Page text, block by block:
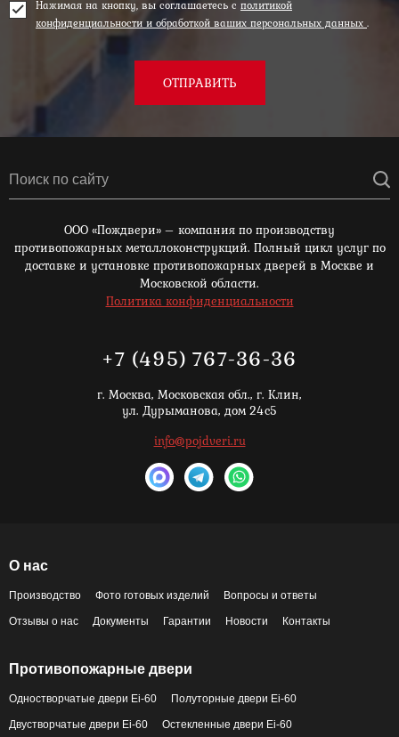
Нажимая на кнопку, вы соглашаетесь с политикой
конфиденциальности и обработкой ваших персональных данных .
ОТПРАВИТЬ
ООО «Пождвери» – компания по производству
противопожарных металлоконструкций. Полный цикл услуг по
доставке и установке противопожарных дверей в Москве и
Московской области.
Политика конфиденциальности
+7 (495) 767-36-36
г. Москва, Московская обл., г. Клин,
ул. Дурыманова, дом 24с5
info@pojdveri.ru
О нас
Производство Фото готовых изделий Вопросы и ответы
Отзывы о нас Документы Гарантии Новости Контакты
Противопожарные двери
Одностворчатые двери Ei-60 Полуторные двери Ei-60
Двустворчатые двери Ei-60 Остекленные двери Ei-60